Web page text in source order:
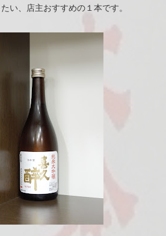
い、店主おすすめの１本です。